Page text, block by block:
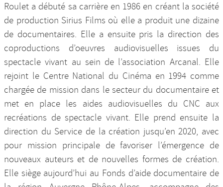
Roulet a débuté sa carrière en 1986 en créant la société
de production Sirius Films où elle a produit une dizaine
de documentaires. Elle a ensuite pris la direction des
coproductions d’oeuvres audiovisuelles issues du
spectacle vivant au sein de l’association Arcanal. Elle
rejoint le Centre National du Cinéma en 1994 comme
chargée de mission dans le secteur du documentaire et
met en place les aides audiovisuelles du CNC aux
recréations de spectacle vivant. Elle prend ensuite la
direction du Service de la création jusqu’en 2020, avec
pour mission principale de favoriser l’émergence de
nouveaux auteurs et de nouvelles formes de création.
Elle siège aujourd’hui au Fonds d’aide documentaire de